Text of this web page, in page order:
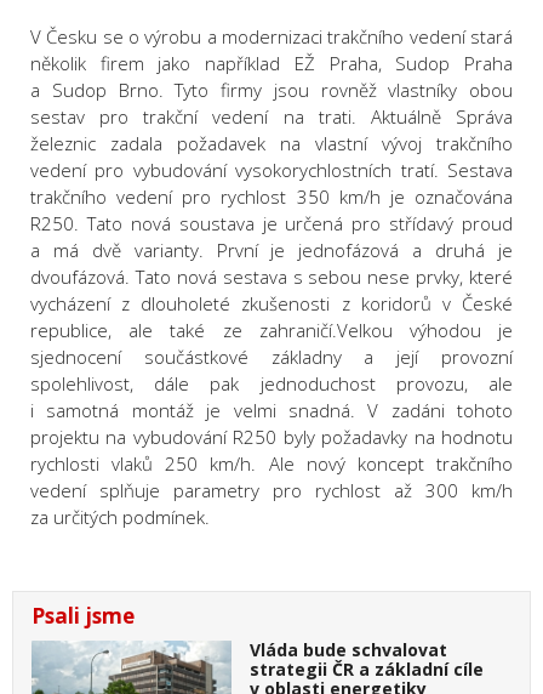
V Česku se o výrobu a modernizaci trakčního vedení stará
několik firem jako například EŽ Praha, Sudop Praha
a Sudop Brno. Tyto firmy jsou rovněž vlastníky obou
sestav pro trakční vedení na trati. Aktuálně Správa
železnic zadala požadavek na vlastní vývoj trakčního
vedení pro vybudování vysokorychlostních tratí. Sestava
trakčního vedení pro rychlost 350 km/h je označována
R250. Tato nová soustava je určená pro střídavý proud
a má dvě varianty. První je jednofázová a druhá je
dvoufázová. Tato nová sestava s sebou nese prvky, které
vycházení z dlouholeté zkušenosti z koridorů v České
republice, ale také ze zahraničí.Velkou výhodou je
sjednocení součástkové základnya její provozní
spolehlivost, dále pak jednoduchost provozu, ale
i samotná montáž je velmi snadná. V zadáni tohoto
projektu na vybudování R250 byly požadavky na hodnotu
rychlosti vlaků 250 km/h. Ale nový koncept trakčního
vedení splňuje parametry pro rychlost až 300 km/h
za určitých podmínek.
Psali jsme
Vláda bude schvalovat
strategii ČR a základní cíle
v oblasti energetiky